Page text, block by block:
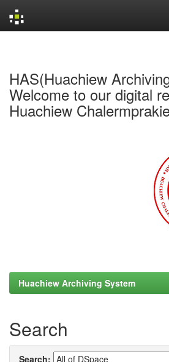
HAS(Huachiew
Welcome to our digital
Huachiew
Huachiew Archiving System
Search
Search: